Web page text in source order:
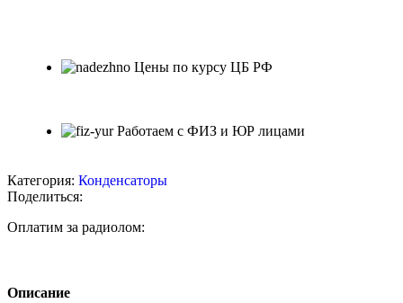
Цены по курсу ЦБ РФ
Работаем с ФИЗ и ЮР лицами
Категория: Конденсаторы
Поделиться:
Оплатим за радиолом:
Описание